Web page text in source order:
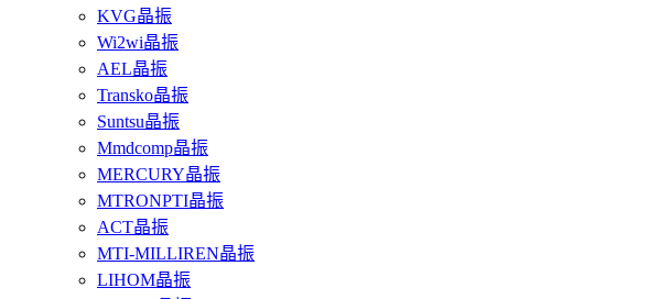
KVG晶振
Wi2wi晶振
AEL晶振
Transko晶振
Suntsu晶振
Mmdcomp晶振
MERCURY晶振
MTRONPTI晶振
ACT晶振
MTI-MILLIREN晶振
LIHOM晶振